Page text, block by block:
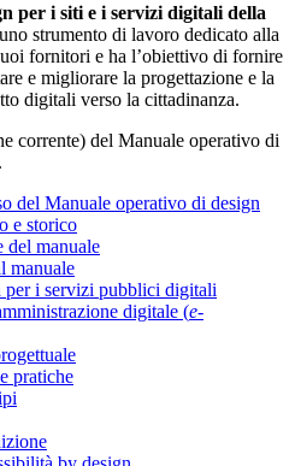
per i siti e i servizi digitali della
strumento di lavoro dedicato alla
fornitori e ha l’obiettivo di fornire
e migliorare la progettazione e la
digitali verso la cittadinanza.
corrente) del Manuale operativo di
.
del Manuale operativo di design
e storico
del manuale
manuale
per i servizi pubblici digitali
digitale (e-
pratiche